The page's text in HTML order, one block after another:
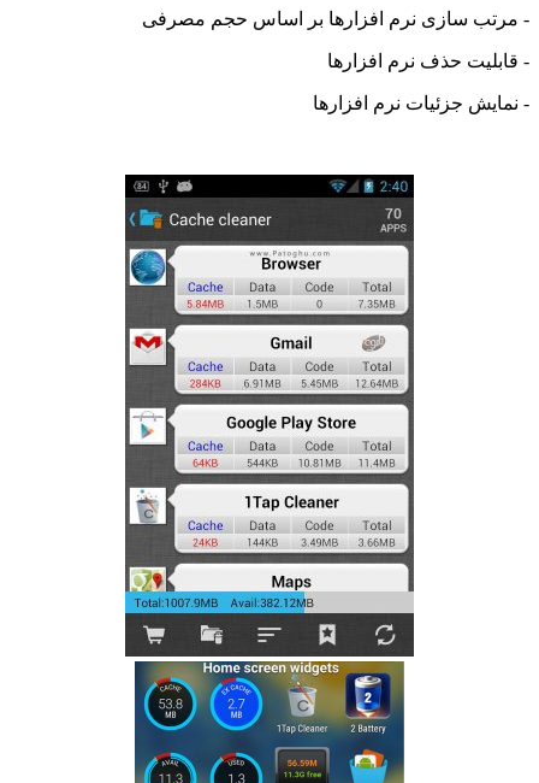
سازی نرم افزارها بر اساس حجم مصرفی
حذف نرم افزارها
جزئیات نرم افزارها